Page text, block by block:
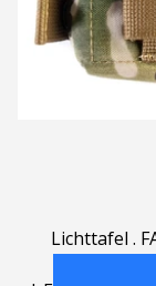
Lichttafel .